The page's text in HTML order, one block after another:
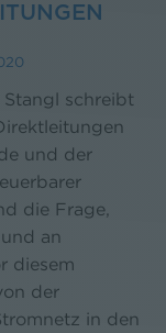
schreibt
und der
die Frage,
an
diesem
der
in den